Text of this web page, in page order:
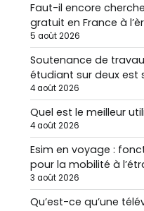
Faut-il encore
gratuit en France à
5 août 2026
Soutenance de
étudiant sur deux est
4 août 2026
Quel est le meilleur
4 août 2026
Esim en voyage :
pour la mobilité à
3 août 2026
Qu’est-ce qu’une